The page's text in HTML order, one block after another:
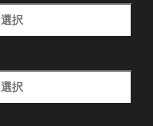
選択
選択